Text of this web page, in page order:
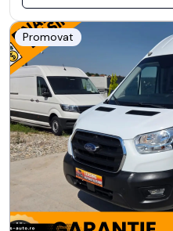
Promovat